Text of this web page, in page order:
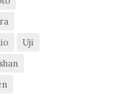
Uji